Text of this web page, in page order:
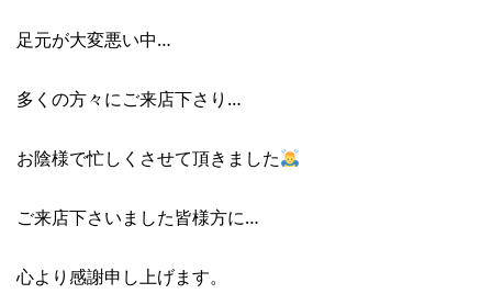
足元が大変悪い中…
多くの方々にご来店下さり…
お陰様で忙しくさせて頂きました
ご来店下さいました皆様方に…
心より感謝申し上げます。